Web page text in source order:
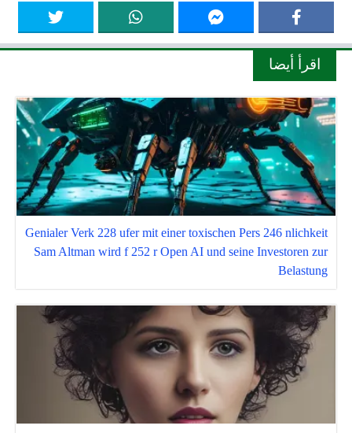
اقرأ أيضا
Genialer Verk 228 ufer mit einer toxischen Pers 246 nlichkeit
Sam Altman wird f 252 r Open AI und seine Investoren zur
Belastung